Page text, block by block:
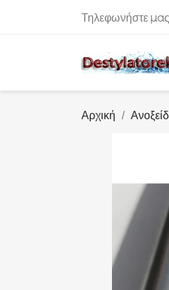
Τηλεφωνήστε
Αρχική